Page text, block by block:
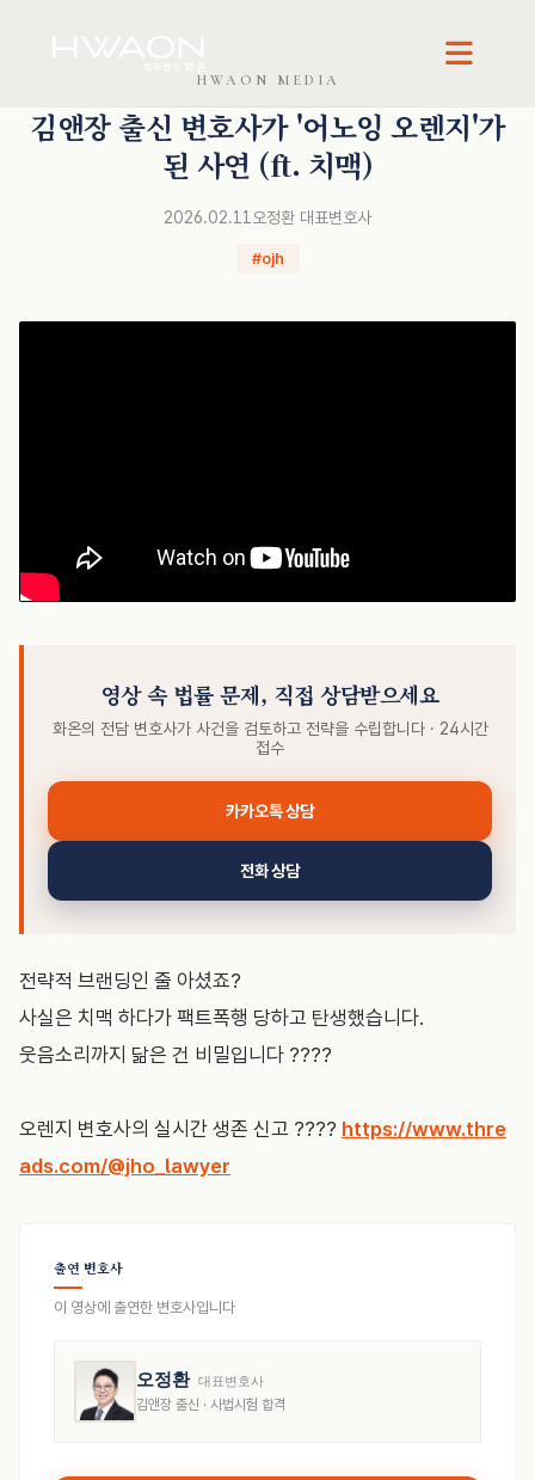
오정환 · 대표변호사
HWAON MEDIA
김앤장 출신 변호사가 '어노잉 오렌지'가
된 사연 (ft. 치맥)
2026.02.11 오정환 대표변호사
#ojh
영상 속 법률 문제, 직접 상담받으세요
화온의 전담 변호사가 사건을 검토하고 전략을 수립합니다 · 24시간
접수
카카오톡 상담
전화 상담
전략적 브랜딩인 줄 아셨죠?
사실은 치맥 하다가 팩트폭행 당하고 탄생했습니다.
웃음소리까지 닮은 건 비밀입니다 ????
오렌지 변호사의 실시간 생존 신고 ???? https://www.thre
ads.com/@jho_lawyer
출연 변호사
이 영상에 출연한 변호사입니다
오정환 대표변호사
김앤장 출신 · 사법시험 합격